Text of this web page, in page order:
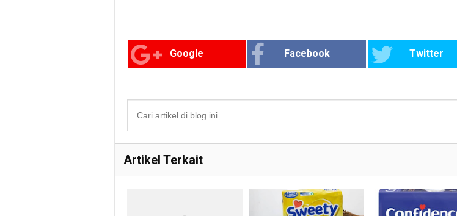
Google Facebook Twitter
Artikel Terkait